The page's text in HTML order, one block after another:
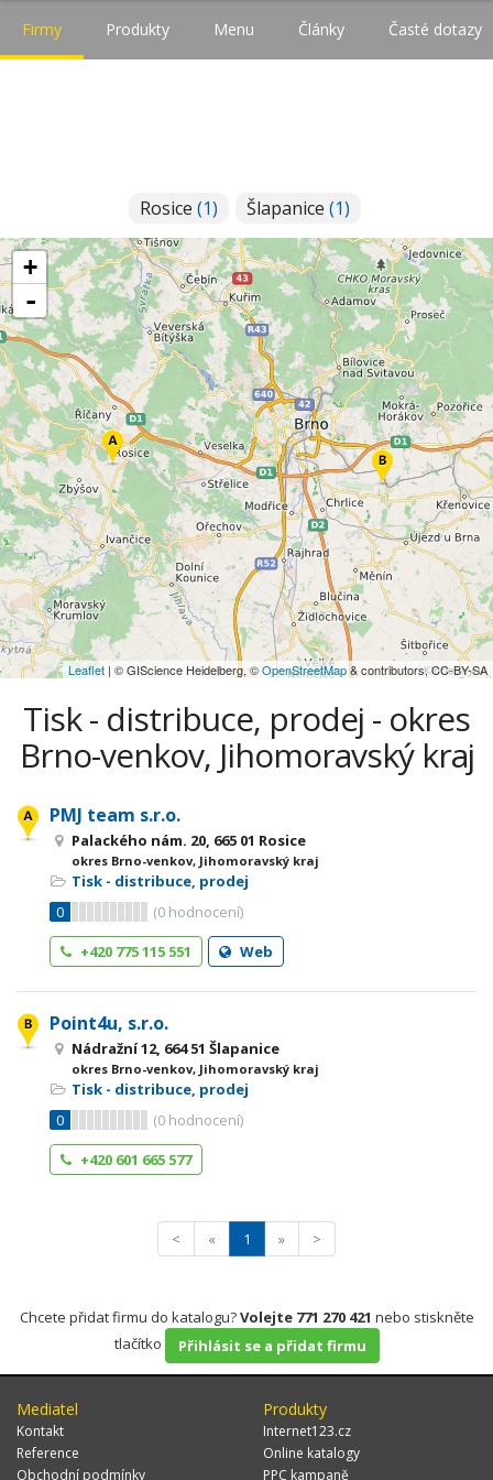
Firmy Produkty Menu Články Časté dotazy
Rosice (1) Šlapanice (1)
+
-
Leaflet | © GIScience Heidelberg, ©OpenStreetMap& contributors, CC-BY-SA
Tisk - distribuce, prodej - okres
Brno-venkov, Jihomoravský kraj
PMJ team s.r.o.
Palackého nám. 20, 665 01 Rosice
okres Brno-venkov, Jihomoravský kraj
Tisk - distribuce, prodej
0
(0 hodnocení)
+420 775 115 551
Web
Point4u, s.r.o.
Nádražní 12, 664 51 Šlapanice
okres Brno-venkov, Jihomoravský kraj
Tisk - distribuce, prodej
0
(0 hodnocení)
+420 601 665 577
< « 1 » >
Chcete přidat firmu do katalogu?Volejte 771 270 421 nebo stiskněte
tlačítko
Přihlásit se a přidat firmu
Mediatel
Kontakt
Reference
Obchodní podmínky
Produkty
Internet123.cz
Online katalogy
PPC kampaně